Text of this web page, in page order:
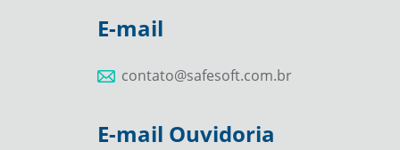
E-mail
contato@safesoft.com.br
E-mail Ouvidoria